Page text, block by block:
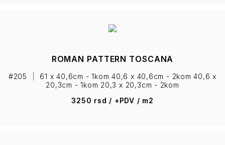
ROMAN PATTERN TOSCANA
#205
61 x 40,6cm - 1kom 40,6 x 40,6cm - 2kom 40,6 x
20,3cm - 1kom 20,3 x 20,3cm - 2kom
3250 rsd / +PDV / m2